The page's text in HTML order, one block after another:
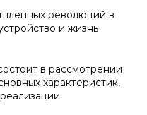
революций в
и жизнь
в рассмотрении
характеристик,